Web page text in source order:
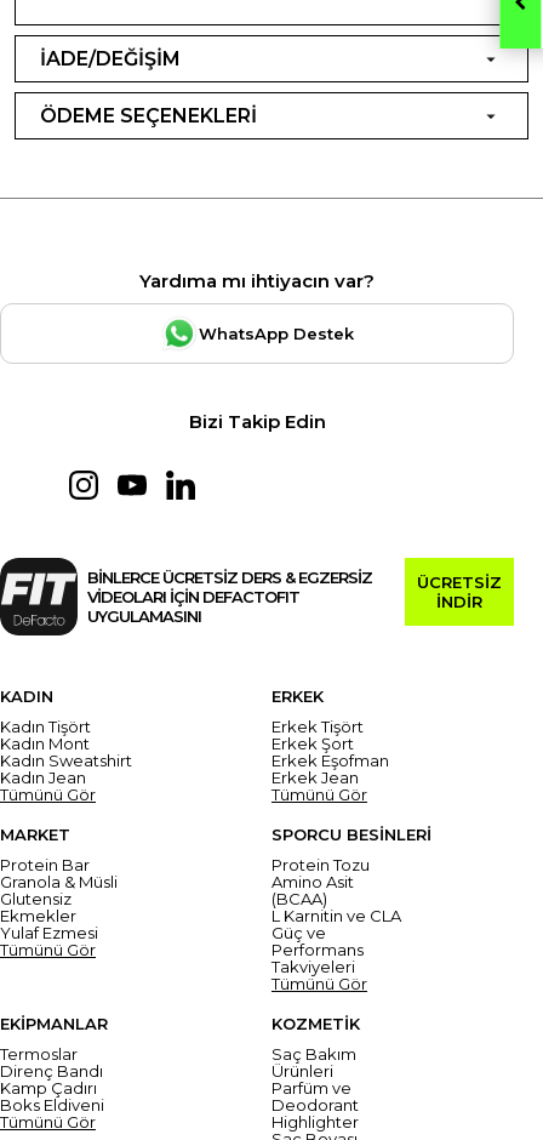
İADE/DEĞİŞİM
ÖDEME SEÇENEKLERİ
Yardıma mı ihtiyacın var?
WhatsApp Destek
Bizi Takip Edin
BİNLERCE ÜCRETSİZ DERS & EGZERSİZ
VİDEOLARI İÇİN DEFACTOFIT
UYGULAMASINI
ÜCRETSİZ
İNDİR
KADIN
Kadın Tişört
Kadın Mont
Kadın Sweatshirt
Kadın Jean
Tümünü Gör
ERKEK
Erkek Tişört
Erkek Şort
Erkek Eşofman
Erkek Jean
Tümünü Gör
MARKET
Protein Bar
Granola & Müsli
Glutensiz
Ekmekler
Yulaf Ezmesi
Tümünü Gör
SPORCU BESİNLERİ
Protein Tozu
Amino Asit
(BCAA)
L Karnitin ve CLA
Güç ve
Performans
Takviyeleri
Tümünü Gör
EKİPMANLAR
Termoslar
Direnç Bandı
Kamp Çadırı
Boks Eldiveni
Tümünü Gör
KOZMETİK
Saç Bakım
Ürünleri
Parfüm ve
Deodorant
Highlighter